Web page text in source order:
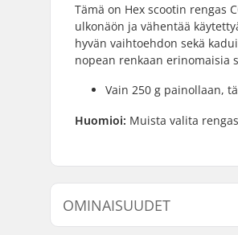
Tämä on Hex scootin rengas
ulkonäön ja vähentää
hyvän vaihtoehdon sekä
nopean renkaan erinomaisia
Vain 250 g painollaan,
Huomioi: Muista valita
OMINAISUUDET